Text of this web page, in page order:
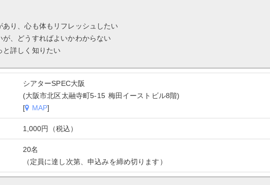
あり、心も体もリフレッシュしたい
、どうすればよいかわからない
と詳しく知りたい
シアターSPEC大阪
(大阪市北区太融寺町5-15 梅田イーストビル8階)
[ MAP]
1,000円（税込）
20名
（定員に達し次第、申込みを締め切ります）